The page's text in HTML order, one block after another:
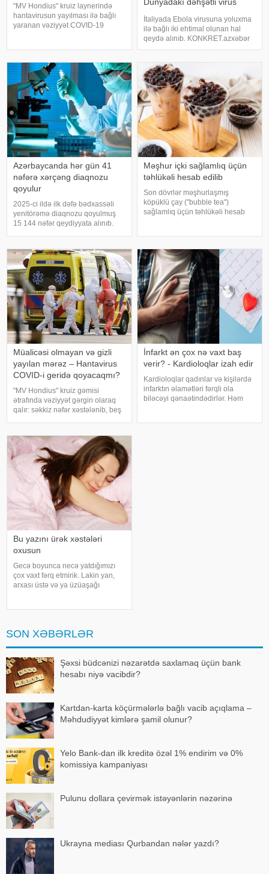
"MV Hondius" kruiz laynerində
hantavirusun yayılması ilə bağlı
yaranan vəziyyət COVID-19
infeksiyanın qlobal təhlük
Dünyadakı dəhşətli virus
Azərbaycana da çatır?
İtaliyada Ebola virusuna yoluxma
ilə bağlı iki ehtimal olunan hal
qeydə alınıb. KONKRET.azxəbər
verir ki, bu barədə "Daily Mail"
görə, humanitar təşkilatlarda
çalışan bir kişi və bi
Azərbaycanda hər gün 41
nəfərə xərçəng diaqnozu
qoyulur
2025-ci ildə ilk dəfə bədxassəli
yenitörəmə diaqnozu qoyulmuş
15 144 nəfər qeydiyyata alınıb.
Komitəsindən məlumat verilib.
Məlumata görə, ilk dəfə diaqnoz
qoyula
Məşhur içki sağlamlıq üçün
təhlükəli hesab edilib
Son dövrlər məşhurlaşmış
köpüklü çay ("bubble tea")
sağlamlıq üçün təhlükəli hesab
keçməzliyinə və boğulmaya səbə
Müalicəsi olmayan və gizli
yayılan mərəz – Hantavirus
COVID-i geridə qoyacaqmı?
"MV Hondius" kruiz gəmisi
ətrafında vəziyyət gərgin olaraq
qalır: səkkiz nəfər xəstələnib, beş
laboratoriyada təsdiqlənib.
Yoluxanlardan üçü gəmidən
kənard
İnfarkt ən çox nə vaxt baş
verir? - Kardioloqlar izah edir
Kardioloqlar qadınlar və kişilərdə
infarktın əlamətləri fərqli ola
biləcəyi qənaətindədirlər. Həm
Bu yazını ürək xəstələri
oxusun
Gecə boyunca necə yatdığımızı
çox vaxt fərq etmirik. Lakin yan,
arxası üstə və ya üzüaşağı
nəfəs almaya qədə
SON XƏBƏRLƏR
Şəxsi büdcənizi nəzarətdə saxlamaq üçün bank
hesabı niyə vacibdir?
Kartdan-karta köçürmələrlə bağlı vacib açıqlama –
Məhdudiyyət kimlərə şamil olunur?
Yelo Bank-dan ilk kreditə özəl 1% endirim və 0%
komissiya kampaniyası
Pulunu dollara çevirmək istəyənlərin nəzərinə
Ukrayna mediası Qurbandan nələr yazdı?